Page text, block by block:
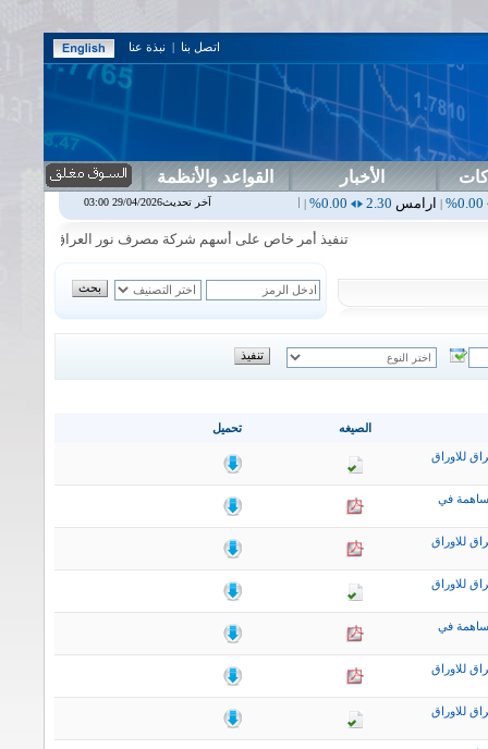
اتصل بنا | نبذة عنا
الأخبار القواعد والأنظمة
2.30
0.00% اربيل0.00 اس بنك0.00
0.00%
|اسفنج
تنفيذ أمر خاص على أسهم شركة مصرف نور العراق في جلسة الاربعاء
تحميل الصيغه
للاوراق
في
للاوراق
للاوراق
في
للاوراق
للاوراق